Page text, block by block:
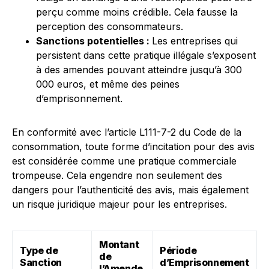
perçu comme moins crédible. Cela fausse la
perception des consommateurs.
Sanctions potentielles : Les entreprises qui
persistent dans cette pratique illégale s’exposent
à des amendes pouvant atteindre jusqu’à 300
000 euros, et même des peines
d’emprisonnement.
En conformité avec l’article L111-7-2 du Code de la
consommation, toute forme d’incitation pour des avis
est considérée comme une pratique commerciale
trompeuse. Cela engendre non seulement des
dangers pour l’authenticité des avis, mais également
un risque juridique majeur pour les entreprises.
Type de
Sanction
Montant
de
Période
d’Emprisonnement